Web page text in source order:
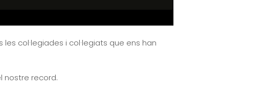
col·legiades i col·legiats que ens han
nostre record.